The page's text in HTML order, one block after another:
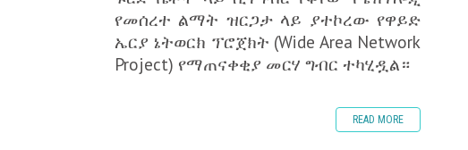
የመሰረተ ልማት ዝርጋታ ላይ ያተኮረው የዋይድ
ኤርያ ኔትወርክ ፕሮጀክት (Wide Area Network
Project) የማጠናቀቂያ መርሃ ግብር ተካሂዷል።
READ MORE